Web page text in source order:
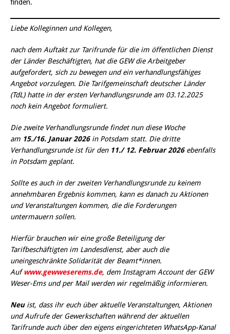
finden.
Liebe Kolleginnen und Kollegen,
nach dem Auftakt zur Tarifrunde für die im öffentlichen Dienst
der Länder Beschäftigten, hat die GEW die Arbeitgeber
aufgefordert, sich zu bewegen und ein verhandlungsfähiges
Angebot vorzulegen. Die Tarifgemeinschaft deutscher Länder
(TdL) hatte in der ersten Verhandlungsrunde am 03.12.2025
noch kein Angebot formuliert.
Die zweite Verhandlungsrunde findet nun diese Woche
am 15./16. Januar 2026in Potsdam statt. Die dritte
Verhandlungsrunde ist für den 11./ 12. Februar 2026ebenfalls
in Potsdam geplant.
Sollte es auch in der zweiten Verhandlungsrunde zu keinem
annehmbaren Ergebnis kommen, kann es danach zu Aktionen
und Veranstaltungen kommen, die die Forderungen
untermauern sollen.
Hierfür brauchen wir eine große Beteiligung der
Tarifbeschäftigten im Landesdienst, aber auch die
uneingeschränkte Solidarität der Beamt*innen.
Aufwww.gewweserems.de, dem Instagram Account der GEW
Weser-Ems und per Mail werden wir regelmäßig informieren.
Neu ist, dass ihr euch über aktuelle Veranstaltungen, Aktionen
und Aufrufe der Gewerkschaften während der aktuellen
Tarifrunde auch über den eigens eingerichteten WhatsApp-Kanal